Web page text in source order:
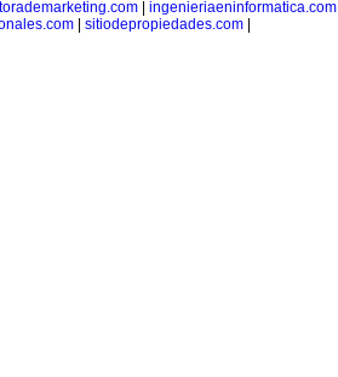
ingenieriaeninformatica.com
| sitiodepropiedades.com|